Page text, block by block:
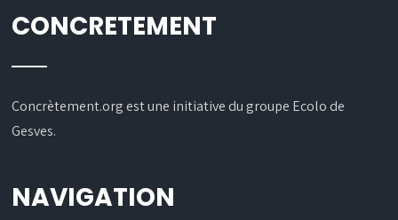
CONCRETEMENT
Concrètement.org est une initiative du groupe Ecolo de
Gesves.
NAVIGATION